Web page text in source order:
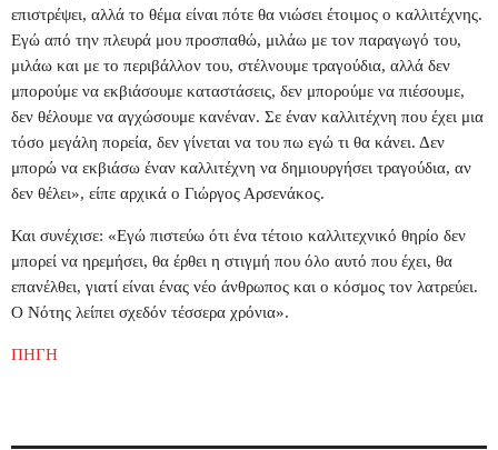
επιστρέψει, αλλά το θέμα είναι πότε θα νιώσει έτοιμος ο καλλιτέχνης.
Εγώ από την πλευρά μου προσπαθώ, μιλάω με τον παραγωγό του,
μιλάω και με το περιβάλλον του, στέλνουμε τραγούδια, αλλά δεν
μπορούμε να εκβιάσουμε καταστάσεις, δεν μπορούμε να πιέσουμε,
δεν θέλουμε να αγχώσουμε κανέναν. Σε έναν καλλιτέχνη που έχει μια
τόσο μεγάλη πορεία, δεν γίνεται να του πω εγώ τι θα κάνει. Δεν
μπορώ να εκβιάσω έναν καλλιτέχνη να δημιουργήσει τραγούδια, αν
δεν θέλει», είπε αρχικά ο Γιώργος Αρσενάκος.
Και συνέχισε: «Εγώ πιστεύω ότι ένα τέτοιο καλλιτεχνικό θηρίο δεν
μπορεί να ηρεμήσει, θα έρθει η στιγμή που όλο αυτό που έχει, θα
επανέλθει, γιατί είναι ένας νέο άνθρωπος και ο κόσμος τον λατρεύει.
Ο Νότης λείπει σχεδόν τέσσερα χρόνια».
ΠΗΓΗ